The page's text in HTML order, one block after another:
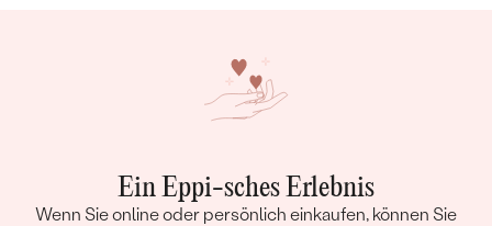
Ein Eppi-sches Erlebnis
Wenn Sie online oder persönlich einkaufen, können Sie